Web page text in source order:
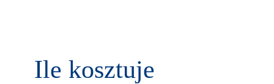
Ile kosztuje